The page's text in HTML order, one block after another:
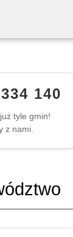
140
tyle gmin!
z nami.